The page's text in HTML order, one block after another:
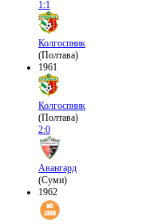
1:1
Колгоспник
(Полтава)
1961
Колгоспник
(Полтава)
2:0
Авангард
(Суми)
1962